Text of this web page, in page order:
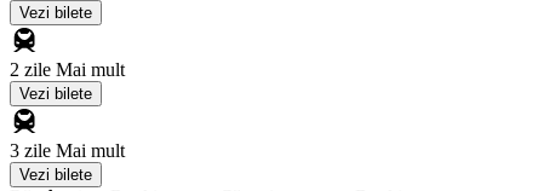
Vezi bilete
2 zile Mai mult
Vezi bilete
3 zile Mai mult
Vezi bilete